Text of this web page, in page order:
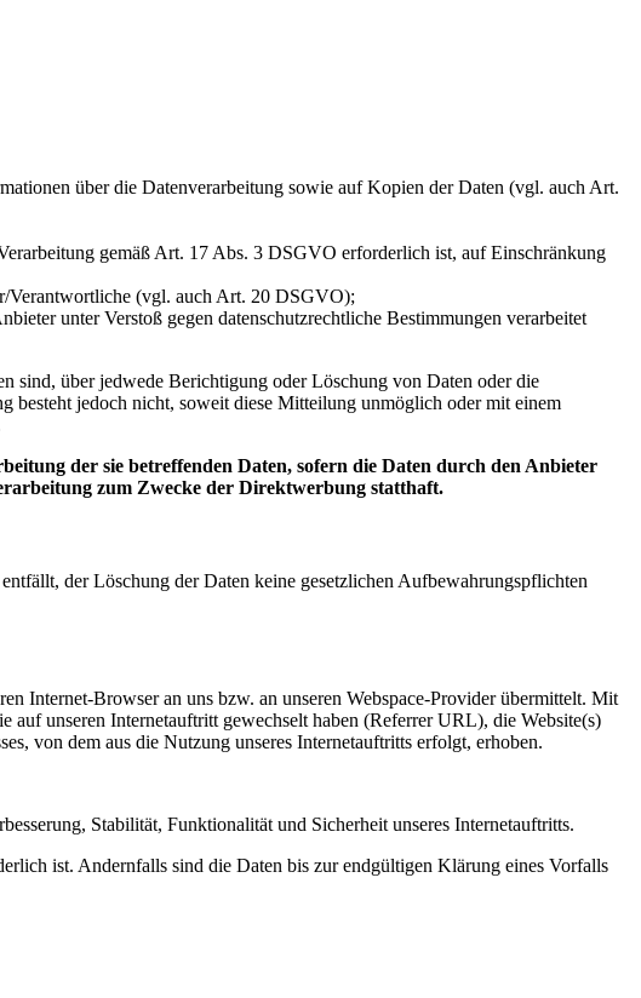
über die Datenverarbeitung sowie auf Kopien der Daten (vgl. auch Art.
gemäß Art. 17 Abs. 3 DSGVO erforderlich ist, auf Einschränkung
Verantwortliche (vgl. auch Art. 20 DSGVO);
unter Verstoß gegen datenschutzrechtliche Bestimmungen verarbeitet
sind, über jedwede Berichtigung oder Löschung von Daten oder die
jedoch nicht, soweit diese Mitteilung unmöglich oder mit einem
der sie betreffenden Daten, sofern die Daten durch den Anbieter
zum Zwecke der Direktwerbung statthaft.
der Löschung der Daten keine gesetzlichen Aufbewahrungspflichten
Internet-Browser an uns bzw. an unseren Webspace-Provider übermittelt. Mit
auf unseren Internetauftritt gewechselt haben (Referrer URL), die Website(s)
von dem aus die Nutzung unseres Internetauftritts erfolgt, erhoben.
Stabilität, Funktionalität und Sicherheit unseres Internetauftritts.
ist. Andernfalls sind die Daten bis zur endgültigen Klärung eines Vorfalls